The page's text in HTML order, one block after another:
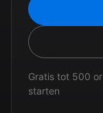
Gratis tot 500
starten